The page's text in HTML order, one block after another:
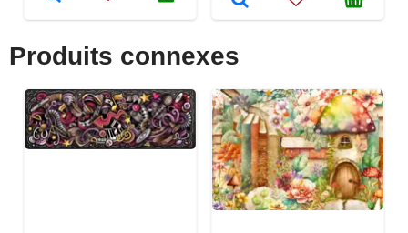
Produits connexes